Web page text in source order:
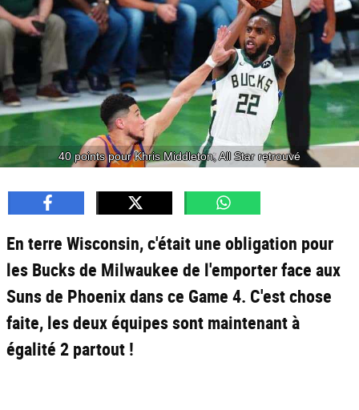
40 points pour Khris Middleton, All Star retrouvé
En terre Wisconsin, c'était une obligation pour
les Bucks de Milwaukee de l'emporter face aux
Suns de Phoenix dans ce Game 4. C'est chose
faite, les deux équipes sont maintenant à
égalité 2 partout !